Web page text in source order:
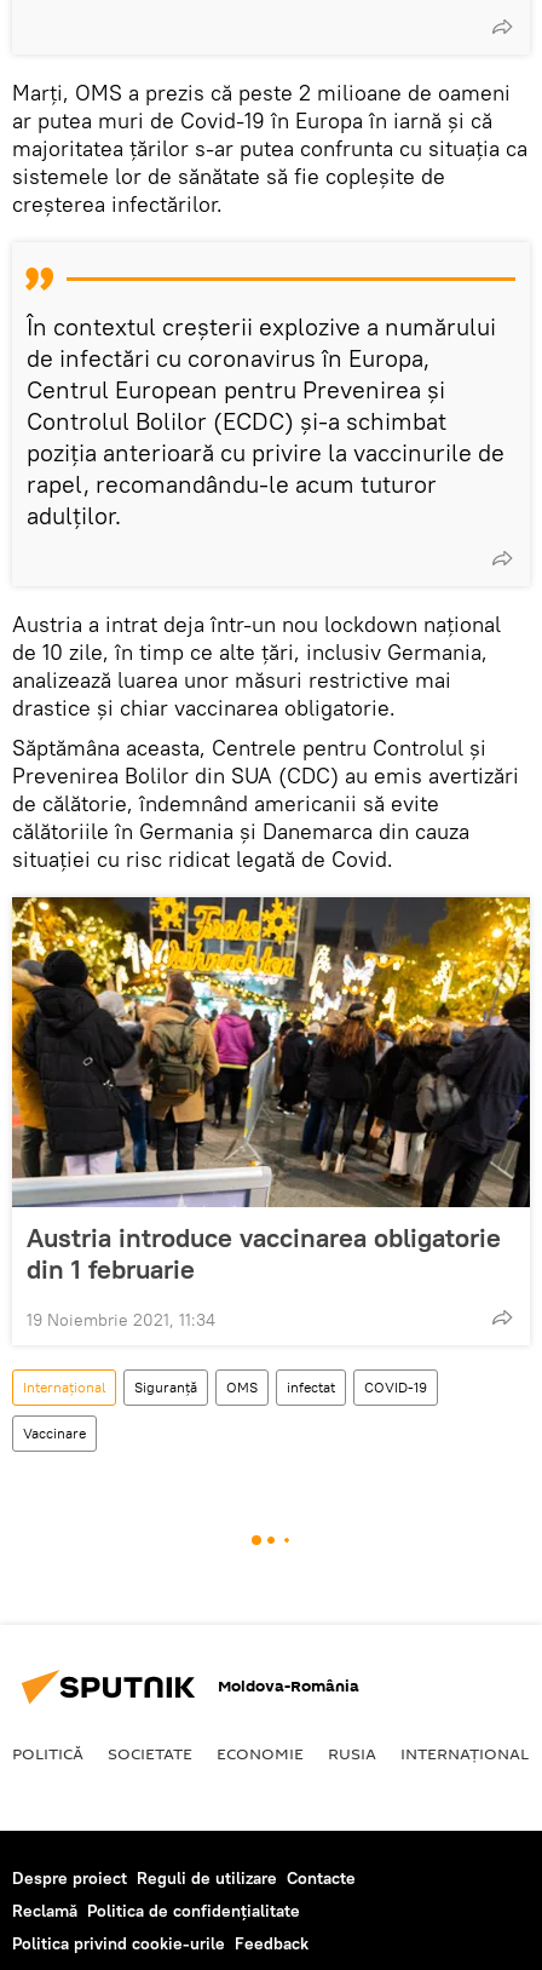
Marți, OMS a prezis că peste 2 milioane de oameni
ar putea muri de Covid-19 în Europa în iarnă și că
majoritatea țărilor s-ar putea confrunta cu situaţia ca
sistemele lor de sănătate să fie copleșite de
creșterea infectărilor.
În contextul creşterii explozive a numărului
de infectări cu coronavirus în Europa,
Centrul European pentru Prevenirea și
Controlul Bolilor (ECDC) şi-a schimbat
poziția anterioară cu privire la vaccinurile de
rapel, recomandându-le acum tuturor
adulților.
Austria a intrat deja într-un nou lockdown național
de 10 zile, în timp ce alte țări, inclusiv Germania,
analizează luarea unor măsuri restrictive mai
drastice și chiar vaccinarea obligatorie.
Săptămâna aceasta, Centrele pentru Controlul și
Prevenirea Bolilor din SUA (CDC) au emis avertizări
de călătorie, îndemnând americanii să evite
călătoriile în Germania și Danemarca din cauza
situației cu risc ridicat legată de Covid.
Austria introduce vaccinarea obligatorie
din 1 februarie
19 Noiembrie 2021, 11:34
Internaţional Siguranță OMS infectat COVID-19
Vaccinare
Moldova-România
POLITICĂ SOCIETATE ECONOMIE RUSIA INTERNAŢIONAL
Despre proiect Reguli de utilizare Contacte
Reclamă Politica de confidențialitate
Politica privind cookie-urile Feedback